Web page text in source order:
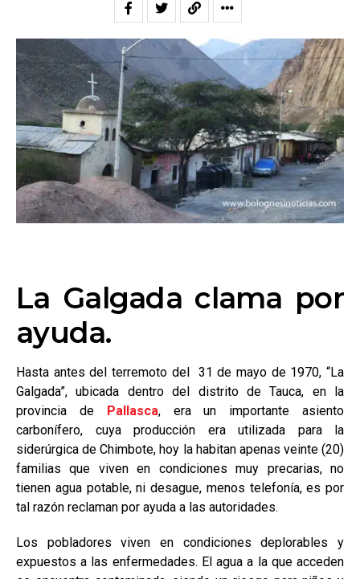
La Galgada clama por
ayuda.
Hasta antes del terremoto del 31 de mayo de 1970, “La
Galgada”, ubicada dentro del distrito de Tauca, en la
provincia de Pallasca, era un importante asiento
carbonífero, cuya producción era utilizada para la
siderúrgica de Chimbote, hoy la habitan apenas veinte (20)
familias que viven en condiciones muy precarias, no
tienen agua potable, ni desague, menos telefonía, es por
tal razón reclaman por ayuda a las autoridades.
Los pobladores viven en condiciones deplorables y
expuestos a las enfermedades. El agua a la que acceden